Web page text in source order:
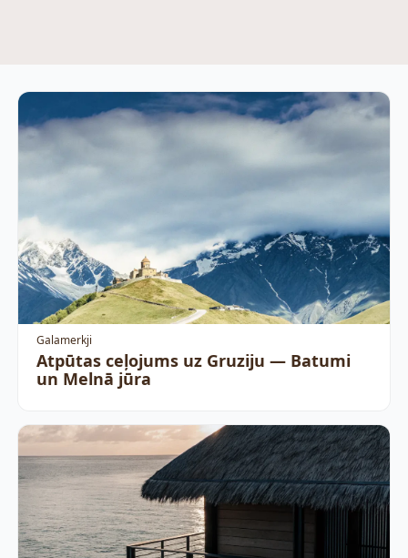
Galamerkji
Atpūtas ceļojums uz Gruziju — Batumi
un Melnā jūra